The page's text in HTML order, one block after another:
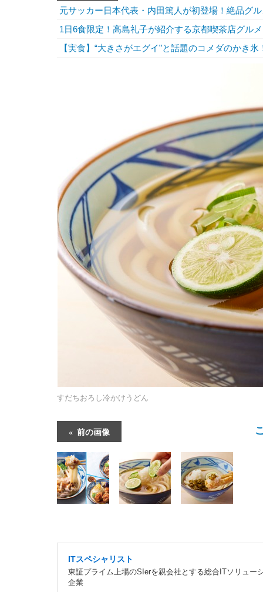
元サッカー日本代表・内田篤人が初登場！絶品グ
1日6食限定！高島礼子が紹介する京都喫茶店グルメ
【実食】“大きさがエグイ”と話題のコメダのかき
すだちおろし冷かけうどん
前の画像
ITスペシャリスト
東証プライム上場のSIerを親会社とする総合ITソリュー
企業